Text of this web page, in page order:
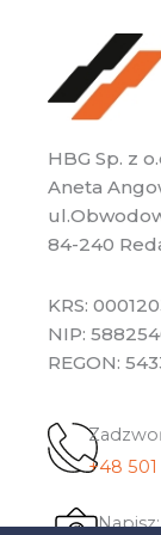
HBG Sp. z
Aneta
84-240
KRS:
NIP:
REGON:
+48
Napisz: